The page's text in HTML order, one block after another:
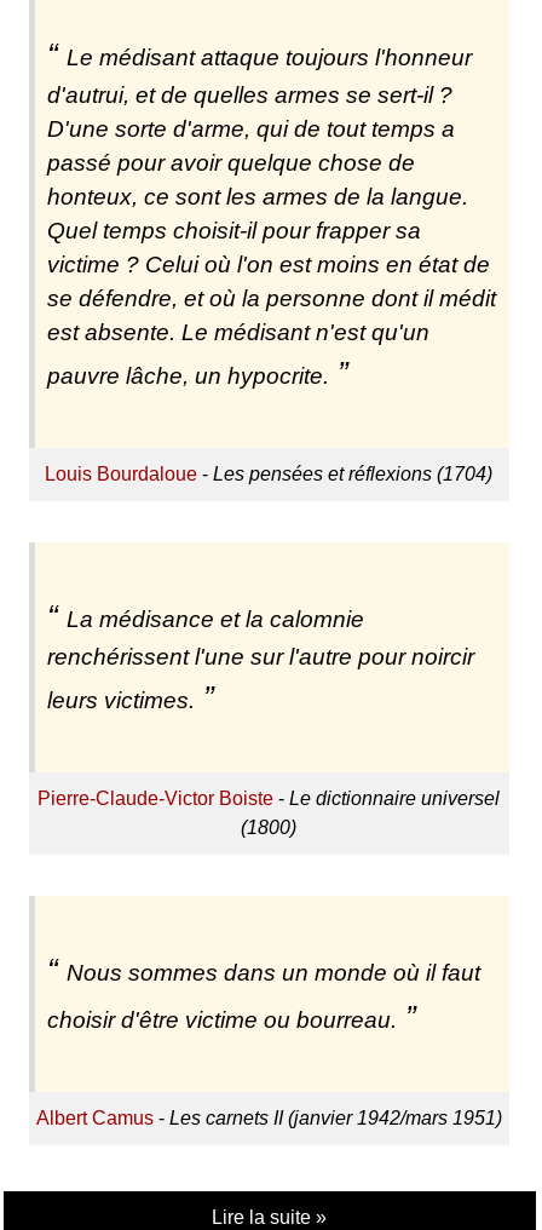
Le médisant attaque toujours l'honneur
d'autrui, et de quelles armes se sert-il ?
D'une sorte d'arme, qui de tout temps a
passé pour avoir quelque chose de
honteux, ce sont les armes de la langue.
Quel temps choisit-il pour frapper sa
victime ? Celui où l'on est moins en état de
se défendre, et où la personne dont il médit
est absente. Le médisant n'est qu'un
pauvre lâche, un hypocrite.
Louis Bourdaloue -Les pensées et réflexions (1704)
La médisance et la calomnie
renchérissent l'une sur l'autre pour noircir
leurs victimes.
Pierre-Claude-Victor Boiste -Le dictionnaire universel
(1800)
Nous sommes dans un monde où il faut
choisir d'être victime ou bourreau.
Albert Camus- Les carnets II (janvier 1942/mars 1951)
Lire la suite »